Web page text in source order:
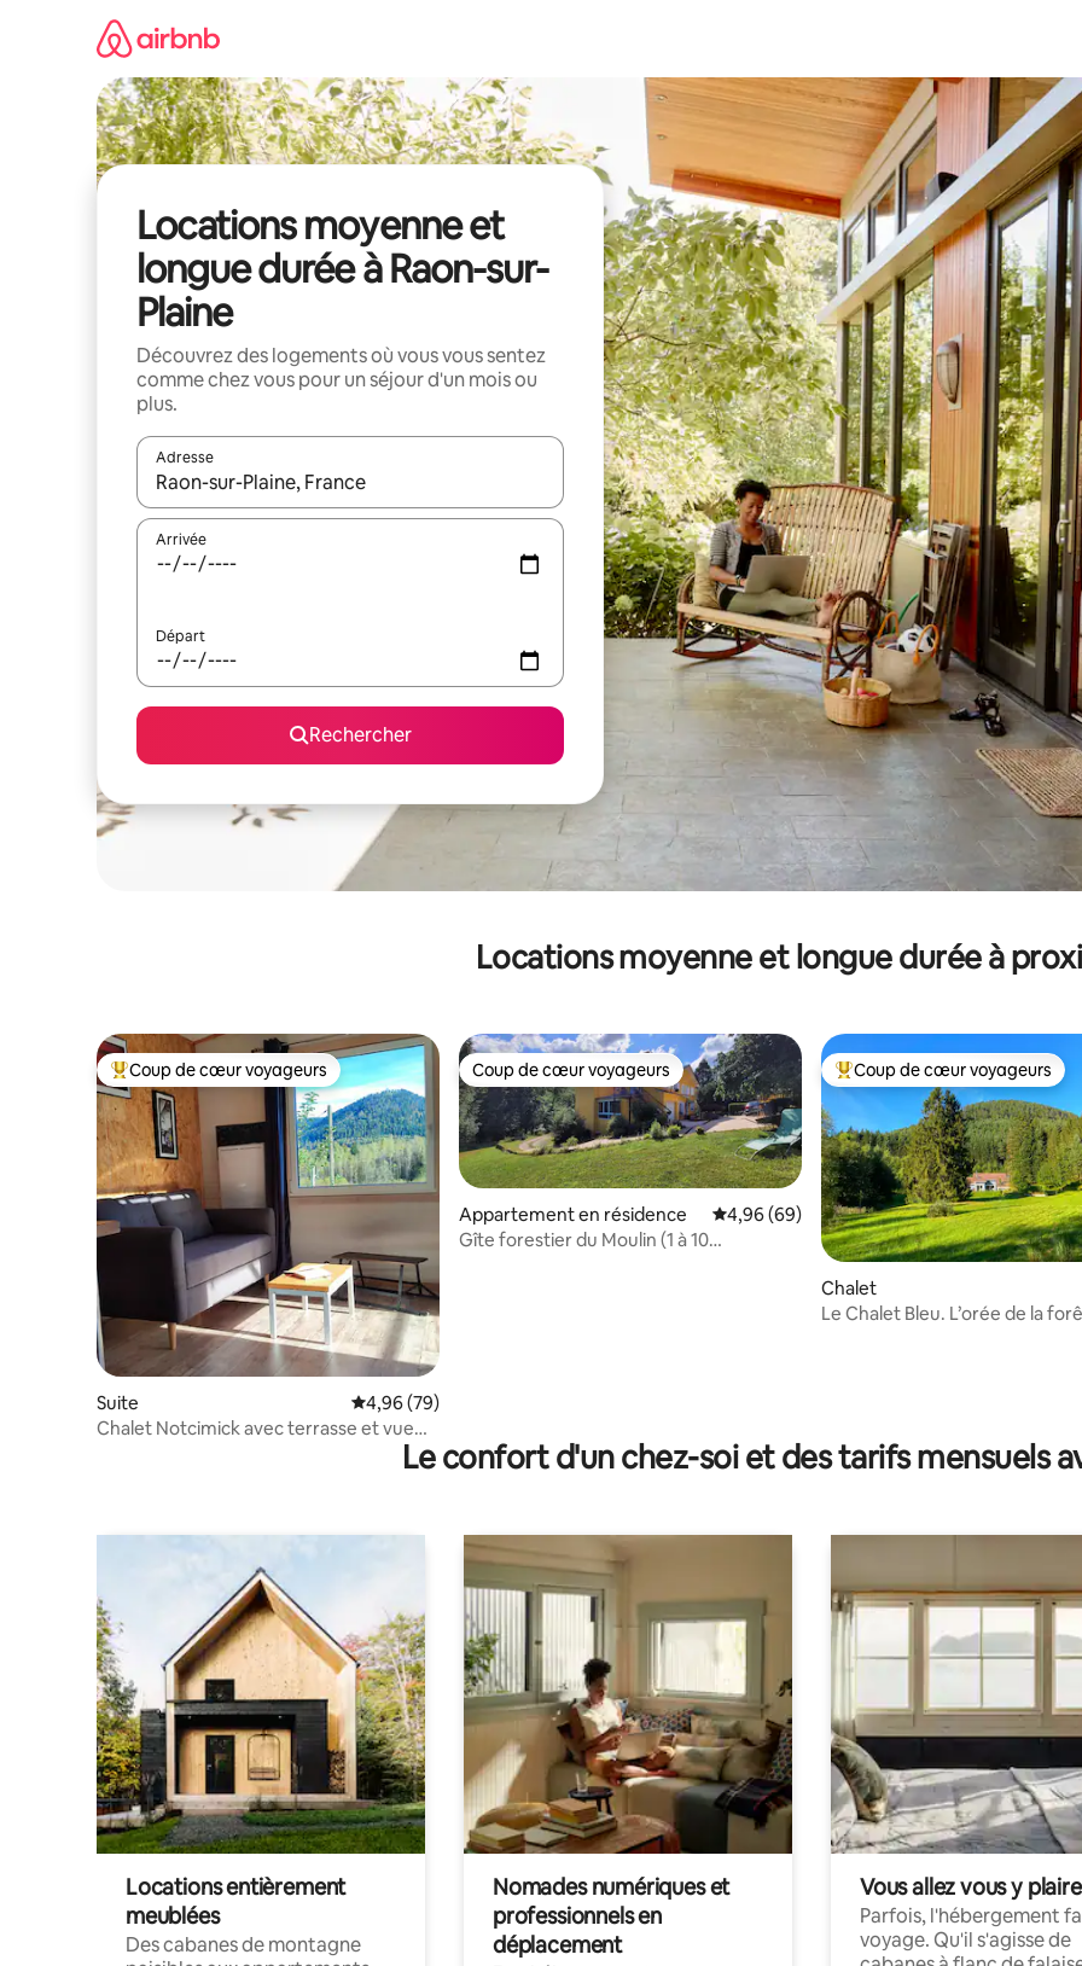
Locations moyenne et
longue durée à Raon-sur-
Plaine
Découvrez des logements où vous vous sentez
comme chez vous pour un séjour d'un mois ou
plus.
Adresse
Lorsque les résultats s'affichent, utilisez les flèches vers le haut et vers le bas pour les parcourir ou en appuyant et en
Arrivée
Départ
Rechercher
Locations moyenne et longue durée à
Coups de cœur voyageurs les plus appréciés
Coup de cœur voyageurs
Suite Évaluation moyenne sur la base de 79 commentaires : 4,96 sur 5
4,96 (79)
Chalet Notcimick avec terrasse et vue
Coup de cœur voyageurs
Coup de cœur voyageurs
Appartement en résidence Évaluation moyenne sur la base de 69
4,96 (69)
Gîte forestier du Moulin (1 à 10
Coups de cœur voyageurs les
Coup de cœur voyageurs
Chalet
Le Chalet Bleu. L’orée de la
Le confort d'un chez-soi et des tarifs mensuels
Locations entièrement
meublées
Des cabanes de montagne
Nomades numériques et
professionnels en
déplacement
Vous allez vous y plaire
Parfois, l'hébergement
voyage. Qu'il s'agisse de